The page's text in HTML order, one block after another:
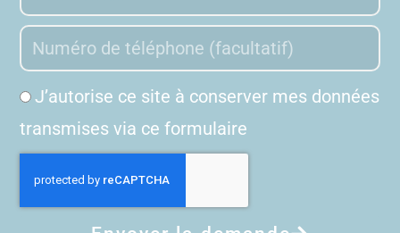
J’autorise ce site à conserver mes données
transmises via ce formulaire